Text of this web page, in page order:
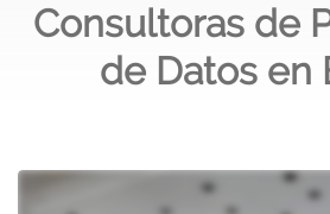
Consultoras de
de Datos en